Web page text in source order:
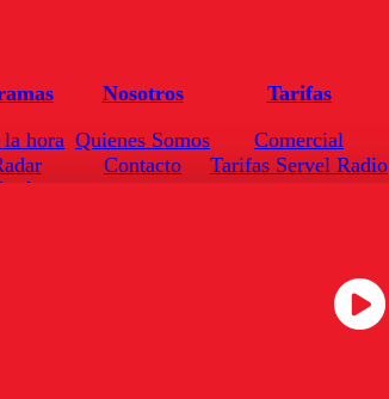
hora
Público
Nosotros
Quienes Somos
Contacto
Tarifas
Comercial
Tarifas Servel Radio